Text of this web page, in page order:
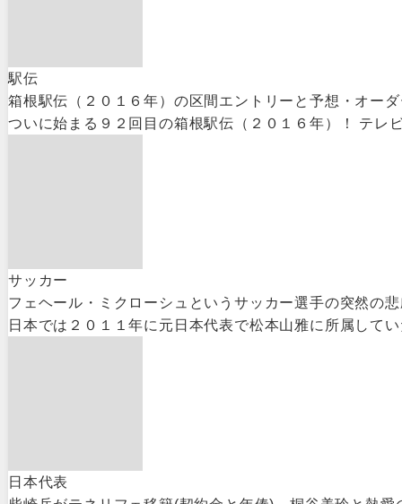
駅伝
箱根駅伝（２０１６年）の区間エントリーと予想・オー
ついに始まる９２回目の箱根駅伝（２０１６年）！ テレ
サッカー
フェヘール・ミクローシュというサッカー選手の突然の
日本では２０１１年に元日本代表で松本山雅に所属して
日本代表